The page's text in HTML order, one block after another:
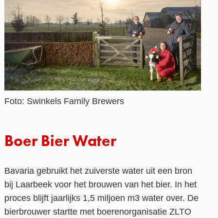
Foto: Swinkels Family Brewers
Boer Bier Water
Bavaria gebruikt het zuiverste water uit een bron
bij Laarbeek voor het brouwen van het bier. In het
proces blijft jaarlijks 1,5 miljoen m3 water over. De
bierbrouwer startte met boerenorganisatie ZLTO